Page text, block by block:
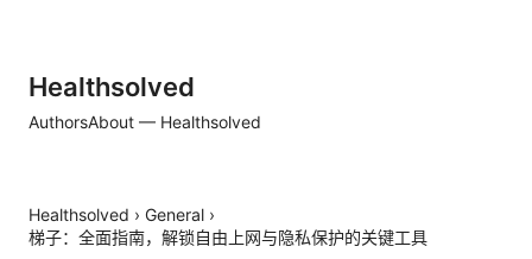
Healthsolved
AuthorsAbout — Healthsolved
Healthsolved › General ›
梯子：全面指南，解锁自由上网与隐私保护的关键工具